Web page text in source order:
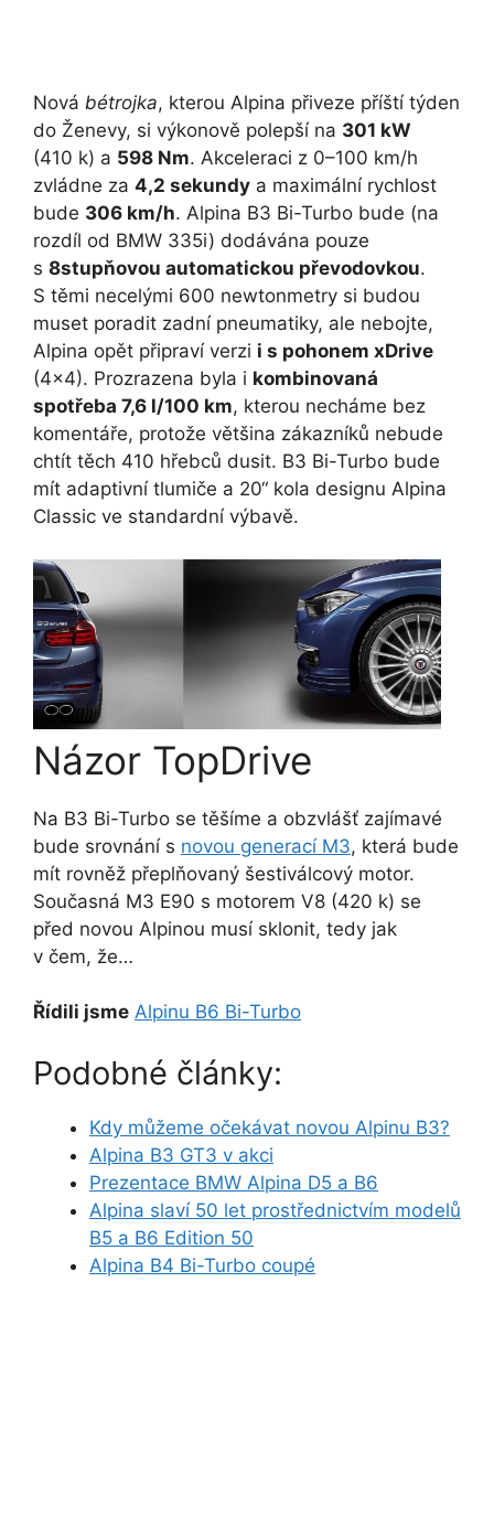
Nová bétrojka, kterou Alpina přiveze příští týden
do Ženevy, si výkonově polepší na 301 kW
(410 k) a 598 Nm. Akceleraci z 0–100 km/h
zvládne za 4,2 sekundy a maximální rychlost
bude 306 km/h. Alpina B3 Bi-Turbo bude (na
rozdíl od BMW 335i) dodávána pouze
s 8stupňovou automatickou převodovkou.
S těmi necelými 600 newtonmetry si budou
muset poradit zadní pneumatiky, ale nebojte,
Alpina opět připraví verzi i s pohonem xDrive
(4×4). Prozrazena byla i kombinovaná
spotřeba 7,6 l/100 km, kterou necháme bez
komentáře, protože většina zákazníků nebude
chtít těch 410 hřebců dusit. B3 Bi-Turbo bude
mít adaptivní tlumiče a 20“ kola designu Alpina
Classic ve standardní výbavě.
Názor TopDrive
Na B3 Bi-Turbo se těšíme a obzvlášť zajímavé
bude srovnání s novou generací M3, která bude
mít rovněž přeplňovaný šestiválcový motor.
Současná M3 E90 s motorem V8 (420 k) se
před novou Alpinou musí sklonit, tedy jak
v čem, že…
Řídili jsme Alpinu B6 Bi-Turbo
Podobné články:
Kdy můžeme očekávat novou Alpinu B3?
Alpina B3 GT3 v akci
Prezentace BMW Alpina D5 a B6
Alpina slaví 50 let prostřednictvím modelů
B5 a B6 Edition 50
Alpina B4 Bi-Turbo coupé